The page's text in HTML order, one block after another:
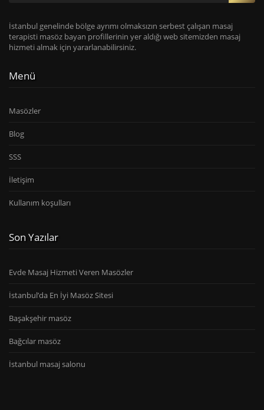
İstanbul genelinde bölge ayrımı olmaksızın serbest çalışan masaj
terapisti masöz bayan profillerinin yer aldığı web sitemizden masaj
hizmeti almak için yararlanabilirsiniz.
Menü
Masözler
Blog
SSS
İletişim
Kullanım koşulları
Son Yazılar
Evde Masaj Hizmeti Veren Masözler
İstanbul’da En İyi Masöz Sitesi
Başakşehir masöz
Bağcılar masöz
İstanbul masaj salonu